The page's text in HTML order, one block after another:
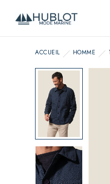
ACCUEIL HOMME